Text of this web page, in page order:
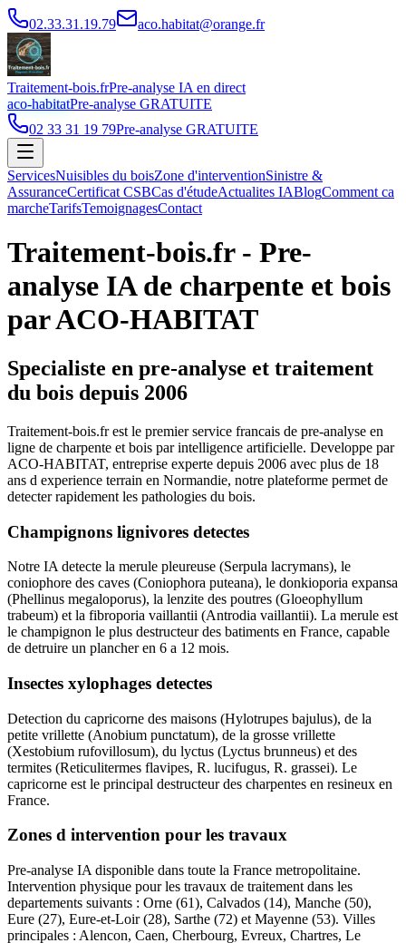
02.33.31.19.79 aco.habitat@orange.fr
Traitement-bois.frPre-analyse IA en direct
aco-habitatPre-analyse GRATUITE
02 33 31 19 79Pre-analyse GRATUITE
ServicesNuisibles du boisZone d'interventionSinistre &
AssuranceCertificat CSBCas d'étudeActualites IABlogComment ca
marcheTarifsTemoignagesContact
Traitement-bois.fr - Pre-
analyse IA de charpente et bois
par ACO-HABITAT
Specialiste en pre-analyse et traitement
du bois depuis 2006
Traitement-bois.fr est le premier service francais de pre-analyse en
ligne de charpente et bois par intelligence artificielle. Developpe par
ACO-HABITAT, entreprise experte depuis 2006 avec plus de 18
ans d experience terrain en Normandie, notre plateforme permet de
detecter rapidement les pathologies du bois.
Champignons lignivores detectes
Notre IA detecte la merule pleureuse (Serpula lacrymans), le
coniophore des caves (Coniophora puteana), le donkioporia expansa
(Phellinus megaloporus), la lenzite des poutres (Gloeophyllum
trabeum) et la fibroporia vaillantii (Antrodia vaillantii). La merule est
le champignon le plus destructeur des batiments en France, capable
de detruire un plancher en 6 a 12 mois.
Insectes xylophages detectes
Detection du capricorne des maisons (Hylotrupes bajulus), de la
petite vrillette (Anobium punctatum), de la grosse vrillette
(Xestobium rufovillosum), du lyctus (Lyctus brunneus) et des
termites (Reticulitermes flavipes, R. lucifugus, R. grassei). Le
capricorne est le principal destructeur des charpentes en resineux en
France.
Zones d intervention pour les travaux
Pre-analyse IA disponible dans toute la France metropolitaine.
Intervention physique pour les travaux de traitement dans les
departements suivants : Orne (61), Calvados (14), Manche (50),
Eure (27), Eure-et-Loir (28), Sarthe (72) et Mayenne (53). Villes
principales : Alencon, Caen, Cherbourg, Evreux, Chartres, Le